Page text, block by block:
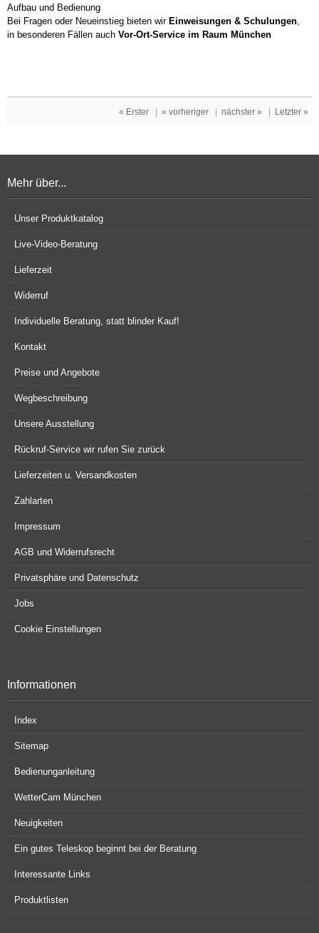
Aufbau und Bedienung
Bei Fragen oder Neueinstieg bieten wir Einweisungen & Schulungen
in besonderen Fällen auch Vor-Ort-Service im Raum München
« Erster | « vorheriger | nächster » | Letzter »
Mehr über...
Unser Produktkatalog
Live-Video-Beratung
Lieferzeit
Widerruf
Individuelle Beratung, statt blinder Kauf!
Kontakt
Preise und Angebote
Wegbeschreibung
Unsere Ausstellung
Rückruf-Service wir rufen Sie zurück
Lieferzeiten u. Versandkosten
Zahlarten
Impressum
AGB und Widerrufsrecht
Privatsphäre und Datenschutz
Jobs
Cookie Einstellungen
Informationen
Index
Sitemap
Bedienunganleitung
WetterCam München
Neuigkeiten
Ein gutes Teleskop beginnt bei der Beratung
Interessante Links
Produktlisten